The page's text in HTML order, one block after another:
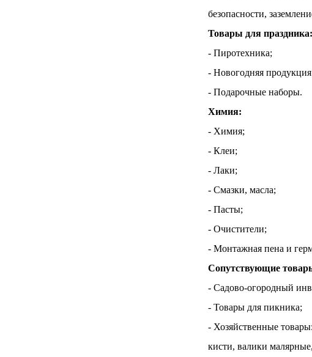
безопасности,
Товары для праздника:
- Пиротехника;
- Новогодняя
- Подарочные наборы.
Химия:
- Химия;
- Клеи;
- Лаки;
- Смазки, масла;
- Пасты;
- Очистители;
- Монтажная пена и
Сопутствующие
- Садово-огородный
- Товары для пикника;
- Хозяйственные
кисти, валики